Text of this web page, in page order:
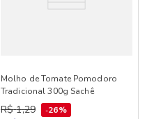
Molho de Tomate Pomodoro
Tradicional 300g Sachê
R$ 1,29 26%